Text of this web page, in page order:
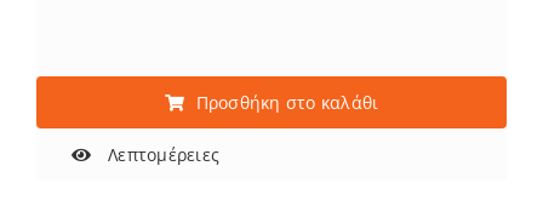
Προσθήκη στο καλάθι
Λεπτομέρειες